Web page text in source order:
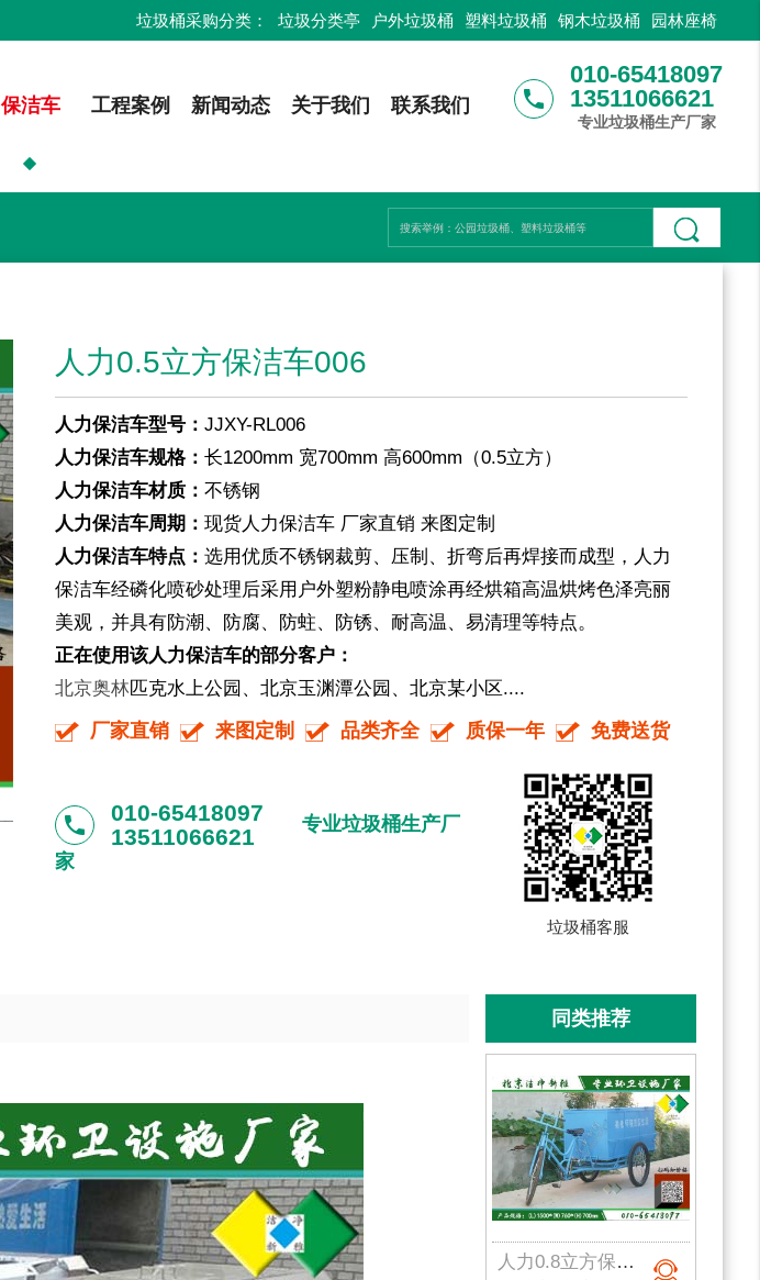
垃圾桶采购分类： 垃圾分类亭 户外垃圾桶 塑料垃圾桶 钢木垃圾桶 园林座椅
保洁车 工程案例 新闻动态 关于我们 联系我们 phone
010-65418097
13511066621
专业垃圾桶生产厂家
人力0.5立方保洁车006
人力保洁车型号： JJXY-RL006
人力保洁车规格： 长1200mm 宽700mm 高600mm（0.5立方）
人力保洁车材质： 不锈钢
人力保洁车周期： 现货人力保洁车 厂家直销 来图定制
人力保洁车特点： 选用优质不锈钢裁剪、压制、折弯后再焊接而成型，人力
保洁车经磷化喷砂处理后采用户外塑粉静电喷涂再经烘箱高温烘烤色泽亮丽
美观，并具有防潮、防腐、防蛀、防锈、耐高温、易清理等特点。
正在使用该人力保洁车的部分客户：
北京奥林匹克水上公园、北京玉渊潭公园、北京某小区....
厂家直销 来图定制 品类齐全 质保一年 免费送货
phone
010-65418097
13511066621
专业垃圾桶生产厂
家
垃圾桶客服
同类推荐
人力0.8立方保洁车001